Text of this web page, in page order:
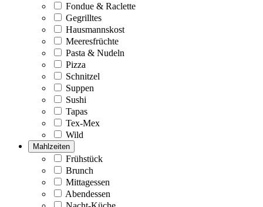
Fondue & Raclette
Gegrilltes
Hausmannskost
Meeresfrüchte
Pasta & Nudeln
Pizza
Schnitzel
Suppen
Sushi
Tapas
Tex-Mex
Wild
Mahlzeiten
Frühstück
Brunch
Mittagessen
Abendessen